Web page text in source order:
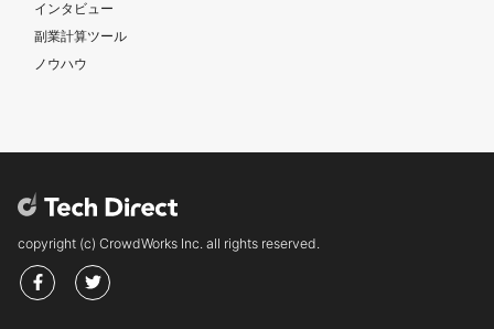
インタビュー
副業計算ツール
ノウハウ
copyright (c) CrowdWorks Inc. all rights reserved.